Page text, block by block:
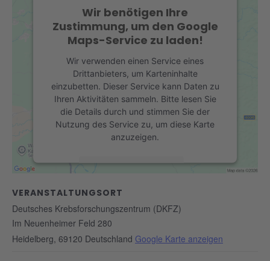
VERANSTALTUNGSORT
Deutsches Krebsforschungszentrum (DKFZ)
Im Neuenheimer Feld 280
Heidelberg, 69120 Deutschland Google Karte anzeigen
Wir benötigen Ihre
Zustimmung, um den Google
Maps-Service zu laden!
Wir verwenden einen Service eines
Drittanbieters, um Karteninhalte
einzubetten. Dieser Service kann Daten zu
Ihren Aktivitäten sammeln. Bitte lesen Sie
die Details durch und stimmen Sie der
Nutzung des Service zu, um diese Karte
anzuzeigen.
Mehr Informationen
powered by
Management Platform
& eRecht24